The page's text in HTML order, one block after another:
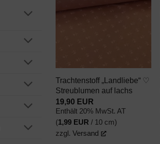
AUF DEN
Trachtenstoff „Landliebe“ ♡
Streublumen auf lachs
19,90 EUR
Enthält 20% MwSt. AT
(1,99 EUR / 10 cm)
zzgl.Versand